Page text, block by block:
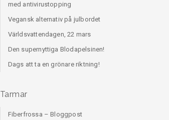
med antivirustopping
Vegansk alternativ på julbordet
Världsvattendagen, 22 mars
Den supernyttiga Blodapelsinen!
Dags att ta en grönare riktning!
Tarmar
Fiberfrossa – Bloggpost